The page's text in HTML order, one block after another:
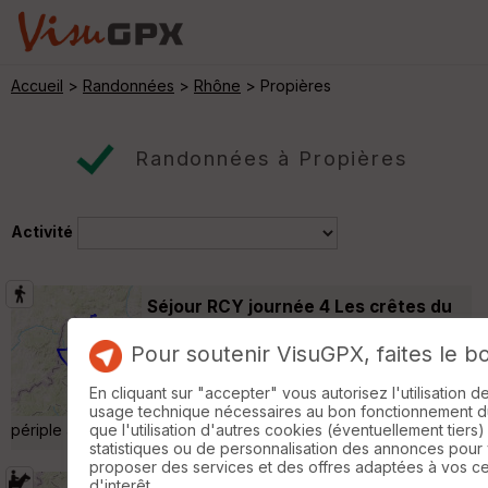
Accueil > Randonnées > Rhône > Propières
Randonnées à Propières
Activité
Séjour RCY journée 4 Les crêtes du
28 km
4 ème étape du trek de 6 jours Propières
Matour La plus belle journée de tout le
périple avec une météo et des paysages fantastiques »
Pour soutenir VisuGPX, faites le
En cliquant sur "accepter" vous autorisez l'utilisation
usage technique nécessaires au bon fonctionnement
que l'utilisation d'autres cookies (éventuellement
statistiques ou de personnalisation des annonces pour
proposer des services et des offres adaptées à vos